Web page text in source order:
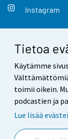
Tietoa
Käytämme
toimii oikein.
podcastien ja
Lue lisää
Instagram
Yhteystiedot
Palaute
Käyttöehdot
Saavutettavuus